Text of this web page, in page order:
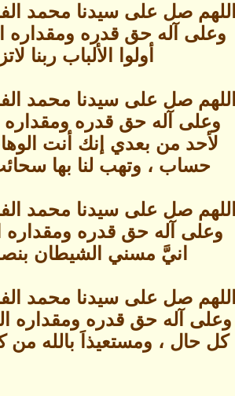
اللهم صل على سيدنا محمد
وعلى آله حق قدره ومقداره
أولوا الألباب
اللهم صل على سيدنا محمد
وعلى آله حق قدره ومقداره
لأحد من بعدي إنك أنت
حساب ، وتهب لنا بها
اللهم صل على سيدنا محمد
وعلى آله حق قدره ومقداره
انيَّ مسني الشيطان
اللهم صل على سيدنا محمد
وعلى آله حق قدره ومقداره
كل حال ، ومستعيذاَ بالله